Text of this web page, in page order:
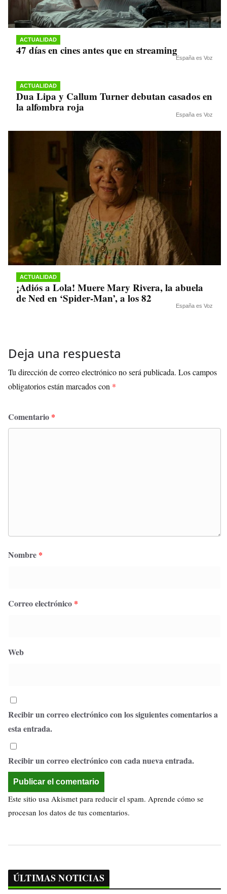
ACTUALIDAD
47 días en cines antes que en streaming
España es Voz
ACTUALIDAD
Dua Lipa y Callum Turner debutan casados en
la alfombra roja
España es Voz
ACTUALIDAD
¡Adiós a Lola! Muere Mary Rivera, la abuela
de Ned en ‘Spider-Man’, a los 82
España es Voz
Deja una respuesta
Tu dirección de correo electrónico no será publicada. Los campos
obligatorios están marcados con *
Comentario *
Nombre *
Correo electrónico *
Web
Recibir un correo electrónico con los siguientes comentarios a
esta entrada.
Recibir un correo electrónico con cada nueva entrada.
Este sitio usa Akismet para reducir el spam. Aprende cómo se
procesan los datos de tus comentarios.
ÚLTIMAS NOTICIAS